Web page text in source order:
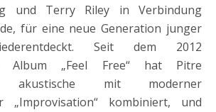
und Terry Riley in Verbindung
für eine neue Generation junger
Seit dem 2012
Album „Feel Free“ hat Pitre
akustische mit moderner
„Improvisation“ kombiniert, und